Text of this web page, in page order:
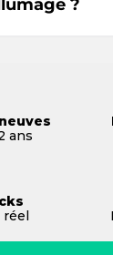
?
ans